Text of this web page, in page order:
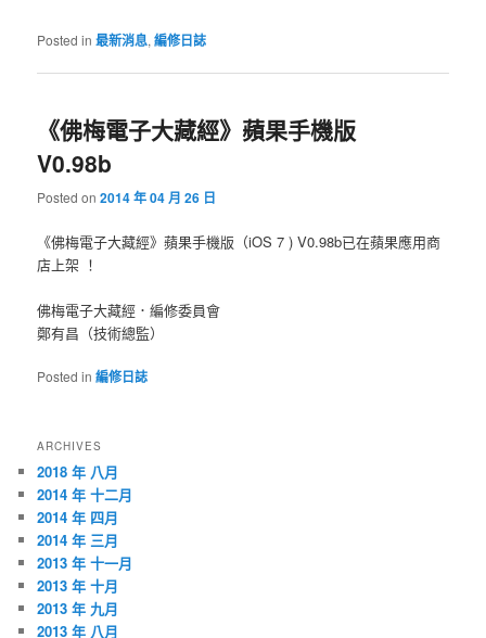
Posted in 最新消息,編修日誌
《佛梅電子大藏經》蘋果手機版
V0.98b
Posted on2014 年 04 月 26 日
《佛梅電子大藏經》蘋果手機版（iOS 7 ) V0.98b已在蘋果應用商
店上架 ！
佛梅電子大藏經．編修委員會
鄭有昌（技術總監）
Posted in 編修日誌
ARCHIVES
2018 年 八月
2014 年 十二月
2014 年 四月
2014 年 三月
2013 年 十一月
2013 年 十月
2013 年 九月
2013 年 八月